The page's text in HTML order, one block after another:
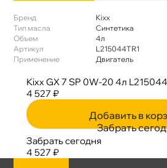
Бренд
Kixx
Тип масла
Синтетика
Объем
4л
Артикул
L215044TR1
Применение
Двигатель
Kixx GX 7 SP 0W-20 4л
4 527 ₽
Добавить в
Забрать
Забрать сегодня
4 527 ₽